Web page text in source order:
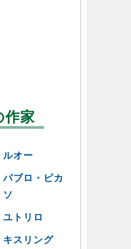
作家
ルオー
パブロ・ピカ
ソ
ユトリロ
キスリング